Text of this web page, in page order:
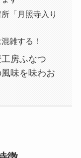
「月照寺入り
雑する！
房ふなつ
味を味わお